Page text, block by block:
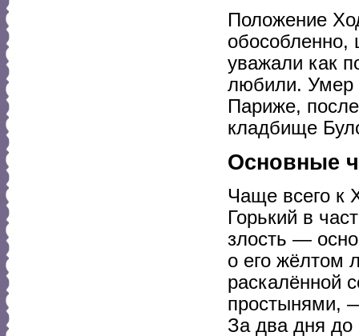
Положение
обособленно,
уважали как
любили. Умер
Париже,
кладбище
Основные
Чаще всего к
Горький в
злость —
о его жёлтом
раскалённой
простынями,
За два дня до